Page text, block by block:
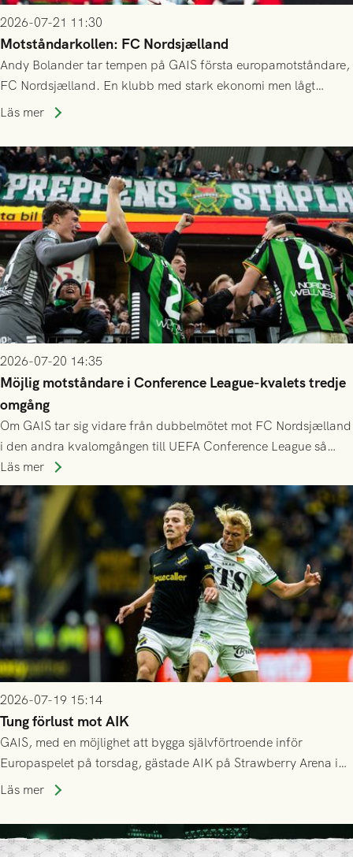
2026-07-21 11:30
Motståndarkollen: FC Nordsjælland
Andy Bolander tar tempen på GAIS första europamotståndare,
FC Nordsjælland. En klubb med stark ekonomi men lågt
publiksnitt, ett lag med både kollektiv styrka och individuell
Läs mer
2026-07-20 14:35
Möjlig motståndare i Conference League-kvalets tredje
omgång
Om GAIS tar sig vidare från dubbelmötet mot FC Nordsjælland
i den andra kvalomgången till UEFA Conference League så
spelas den tredje kvalomgången kort därpå. Motståndare blir
då vinnaren i mötet mellan isländska Valur och HŠK Zrinjski
Mostar från Bosnien och Hercegovina.
Läs mer
2026-07-19 15:14
Tung förlust mot AIK
GAIS, med en möjlighet att bygga självförtroende inför
Europaspelet på torsdag, gästade AIK på Strawberry Arena i
Stockholm . Men trots konstant hotande i första halvlek av
lyckades få in 2-0.
Läs mer